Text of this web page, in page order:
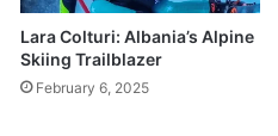
Lara Colturi: Albania’s Alpine
Skiing Trailblazer
February 6, 2025